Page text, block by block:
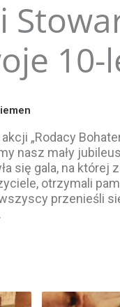
10-
„Rodacy
nasz mały
się gala, na
otrzymali
przenieśli